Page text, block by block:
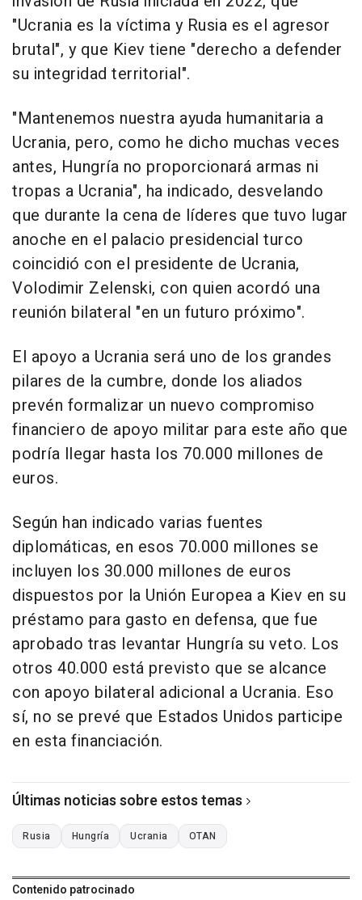
"Ucrania es la víctima y Rusia es el agresor
brutal", y que Kiev tiene "derecho a defender
su integridad territorial".
"Mantenemos nuestra ayuda humanitaria a
Ucrania, pero, como he dicho muchas veces
antes, Hungría no proporcionará armas ni
tropas a Ucrania", ha indicado, desvelando
que durante la cena de líderes que tuvo lugar
anoche en el palacio presidencial turco
coincidió con el presidente de Ucrania,
Volodimir Zelenski, con quien acordó una
reunión bilateral "en un futuro próximo".
El apoyo a Ucrania será uno de los grandes
pilares de la cumbre, donde los aliados
prevén formalizar un nuevo compromiso
financiero de apoyo militar para este año que
podría llegar hasta los 70.000 millones de
euros.
Según han indicado varias fuentes
diplomáticas, en esos 70.000 millones se
incluyen los 30.000 millones de euros
dispuestos por la Unión Europea a Kiev en su
préstamo para gasto en defensa, que fue
aprobado tras levantar Hungría su veto. Los
otros 40.000 está previsto que se alcance
con apoyo bilateral adicional a Ucrania. Eso
sí, no se prevé que Estados Unidos participe
en esta financiación.
Últimas noticias sobre estos temas
Rusia Hungría Ucrania OTAN
Contenido patrocinado